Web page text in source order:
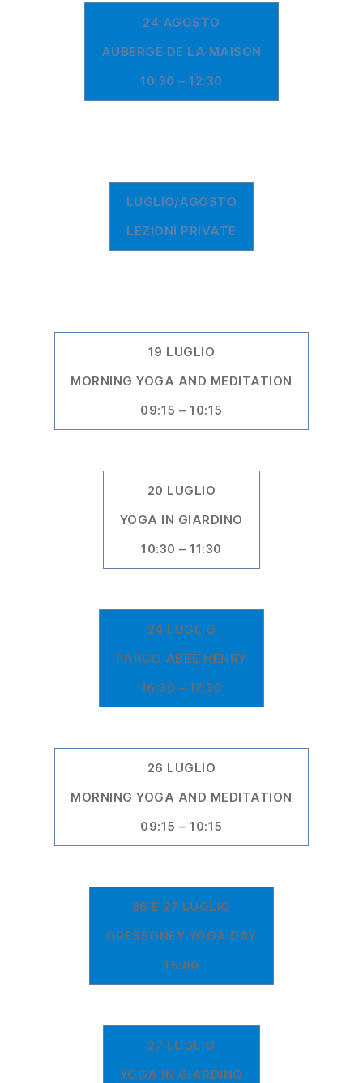
24 AGOSTO
AUBERGE DE LA MAISON
10:30 – 12:30
LUGLIO/AGOSTO
LEZIONI PRIVATE
19 LUGLIO
MORNING YOGA AND MEDITATION
09:15 – 10:15
20 LUGLIO
YOGA IN GIARDINO
10:30 – 11:30
24 LUGLIO
PARCO ABBÈ HENRY
16:30 – 17:30
26 LUGLIO
MORNING YOGA AND MEDITATION
09:15 – 10:15
26 E 27 LUGLIO
GRESSONEY YOGA DAY
15:00
27 LUGLIO
YOGA IN GIARDINO